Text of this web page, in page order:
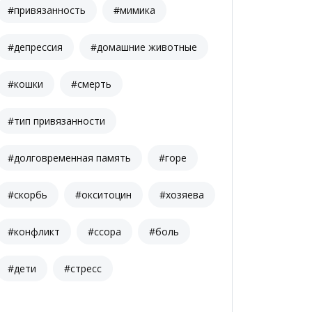
#привязанность #мимика
#депрессия #домашние животные
#кошки #смерть
#тип привязанности
#долговременная память #горе
#скорбь #окситоцин #хозяева
#конфликт #ссора #боль
#дети #стресс